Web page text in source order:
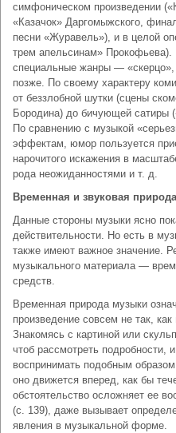
симфоническом произведении
«Казачок» Даргомыжского,
песни «Журавель»), и в целой
трем апельсинам»
специальные жанры —
позже. По своему характеру
от беззлобной шутки (сцены
Бородина) до бичующей сатиры
По сравнению с музыкой
эффектам, юмор пользуется
нарочитого искажения в
рода неожиданностями и т. д.
Временная и звуковая
Данные стороны музыки ясно
действительности. Но есть в
также имеют важное значение.
музыкального материала —
средств.
Временная природа музыки
произведение совсем не так,
Знакомясь с картиной или
чтоб рассмотреть
воспринимать подобным
оно движется вперед, как бы
обстоятельство осложняет ее
(с. 139), даже вызывает
явления в музыкальной форме.